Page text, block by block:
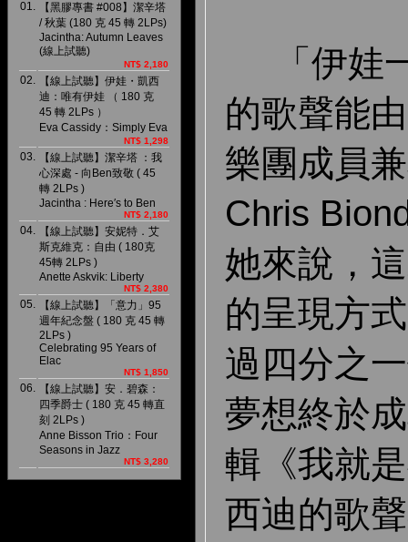
01.
【黑膠專書 #008】潔辛塔
/ 秋葉 (180 克 45 轉 2LPs)
Jacintha: Autumn Leaves
(線上試聽)
NT$ 2,180
02.
【線上試聽】伊娃・凱西
迪：唯有伊娃 （ 180 克
45 轉 2LPs ）
Eva Cassidy：Simply Eva
NT$ 1,298
03.
【線上試聽】潔辛塔 ：我
心深處 - 向Ben致敬 ( 45
轉 2LPs )
Jacintha : Here′s to Ben
NT$ 2,180
04.
【線上試聽】安妮特．艾
斯克維克：自由 ( 180克
45轉 2LPs )
Anette Askvik: Liberty
NT$ 2,380
05.
【線上試聽】「意力」95
週年紀念盤 ( 180 克 45 轉
2LPs )
Celebrating 95 Years of
Elac
NT$ 1,850
06.
【線上試聽】安．碧森：
四季爵士 ( 180 克 45 轉直
刻 2LPs )
Anne Bisson Trio：Four
Seasons in Jazz
NT$ 3,280
「伊娃
的歌聲能
樂團成員
Chris
她來說，
的呈現方
過四分之
夢想終於
輯《我就
西迪的歌